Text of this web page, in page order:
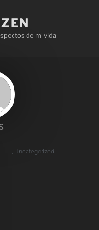
de mi vida
Uncategorized